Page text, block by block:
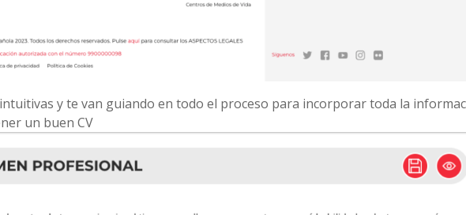
y te van guiando en todo el proceso para incorporar toda la
un buen CV